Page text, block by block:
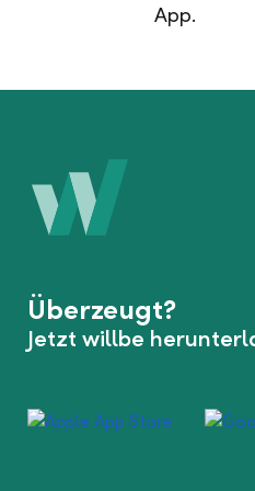
App.
Überzeugt?
Jetzt willbe